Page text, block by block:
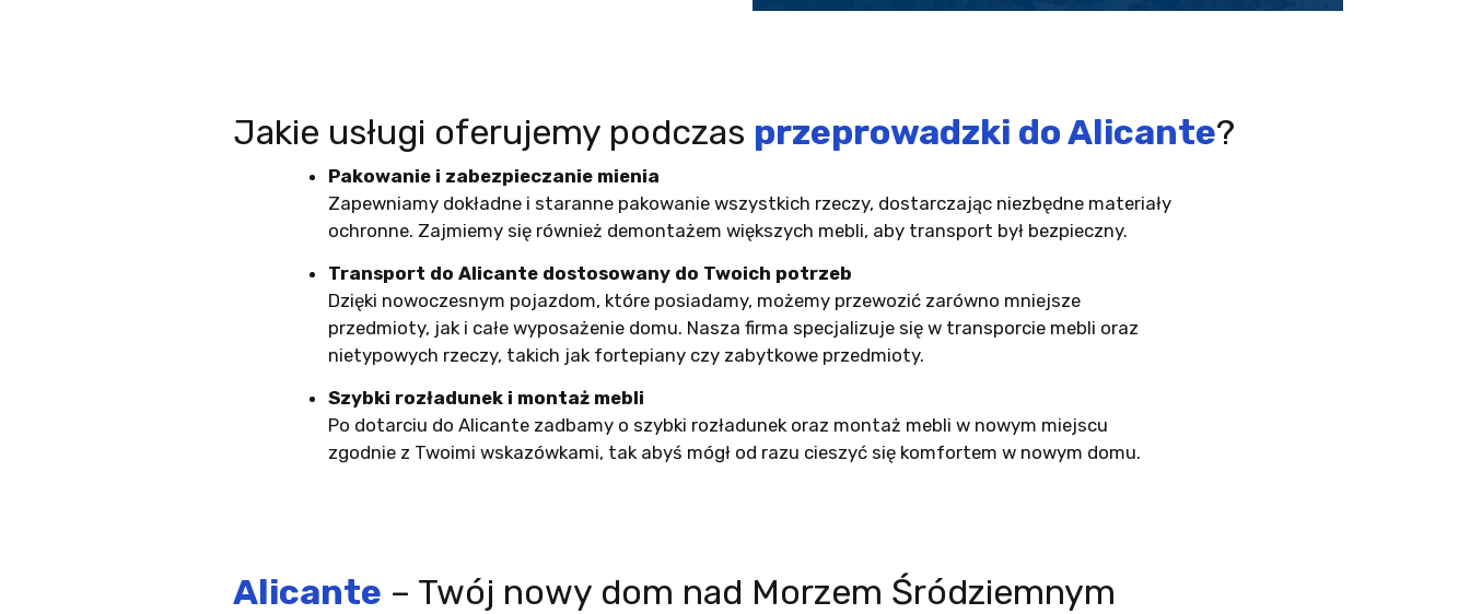
Jakie usługi oferujemy podczas przeprowadzki do Alicante?
Pakowanie i zabezpieczanie mienia
Zapewniamy dokładne i staranne pakowanie wszystkich rzeczy, dostarczając niezbędne materiały
ochronne. Zajmiemy się również demontażem większych mebli, aby transport był bezpieczny.
Transport do Alicante dostosowany do Twoich potrzeb
Dzięki nowoczesnym pojazdom, które posiadamy, możemy przewozić zarówno mniejsze
przedmioty, jak i całe wyposażenie domu. Nasza firma specjalizuje się w transporcie mebli oraz
nietypowych rzeczy, takich jak fortepiany czy zabytkowe przedmioty.
Szybki rozładunek i montaż mebli
Po dotarciu do Alicante zadbamy o szybki rozładunek oraz montaż mebli w nowym miejscu
zgodnie z Twoimi wskazówkami, tak abyś mógł od razu cieszyć się komfortem w nowym domu.
Alicante – Twój nowy dom nad Morzem Śródziemnym